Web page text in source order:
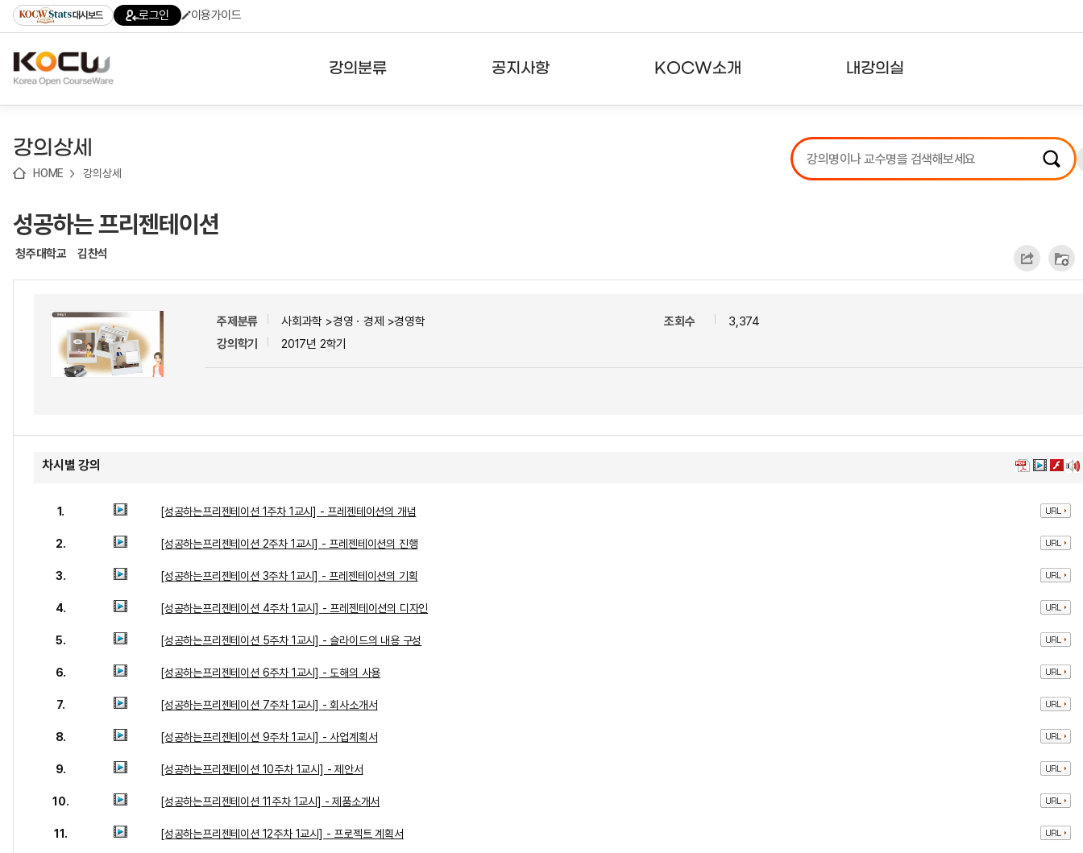
기
기
기
content)
가
대시보드 로그인 이용가이드
강의분류 공지사항 KOCW소개 내강의실
강의리스트
수강확인증강의
강의상세
HOME 강의상세
성공하는 프리젠테이션
청주대학교 김찬석
주제분류
사회과학 >경영ㆍ경제 >경영학
강의학기
2017년 2학기
조회수 3,374
차시별 강의
1. [성공하는프리젠테이션 1주차 1교시] - 프레젠테이션의 개념
2. [성공하는프리젠테이션 2주차 1교시] - 프레젠테이션의 진행
3. [성공하는프리젠테이션 3주차 1교시] - 프레젠테이션의 기획
4. [성공하는프리젠테이션 4주차 1교시] - 프레젠테이션의 디자인
5. [성공하는프리젠테이션 5주차 1교시] - 슬라이드의 내용 구성
6. [성공하는프리젠테이션 6주차 1교시] - 도해의 사용
7. [성공하는프리젠테이션 7주차 1교시] - 회사소개서
8. [성공하는프리젠테이션 9주차 1교시] - 사업계획서
9. [성공하는프리젠테이션 10주차 1교시] - 제안서
10. [성공하는프리젠테이션 11주차 1교시] - 제품소개서
11. [성공하는프리젠테이션 12주차 1교시] - 프로젝트 계획서